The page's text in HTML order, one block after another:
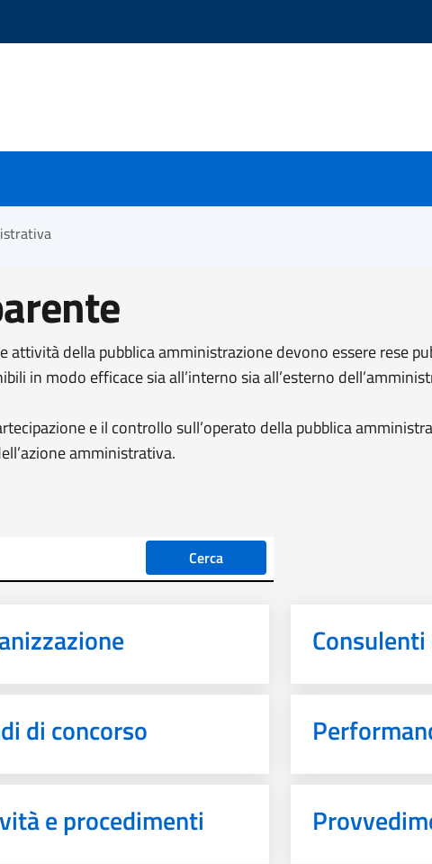
della pubblica amministrazione devono essere rese
in modo efficace sia all’interno sia all’esterno
e il controllo sull’operato della pubblica
amministrativa.
Cerca
di concorso
e procedimenti